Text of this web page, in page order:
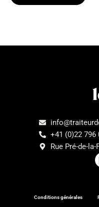
+41 (0)22 796
Rue Pré-de-
Conditions générales